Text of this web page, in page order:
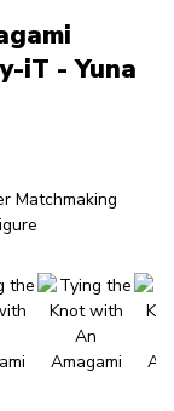
iT - Yuna